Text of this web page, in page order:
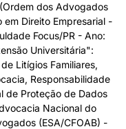
dos Advogados
Direito Empresarial -
Focus/PR - Ano:
Universitária":
Litígios Familiares,
Responsabilidade
de Proteção de Dados
Nacional do
(ESA/CFOAB) -